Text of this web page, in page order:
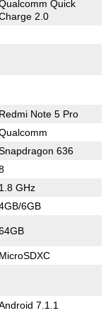
Quick
2.0
Redmi Note 5 Pro
636
1.8 GHz
6GB
MicroSDXC
7.1.1